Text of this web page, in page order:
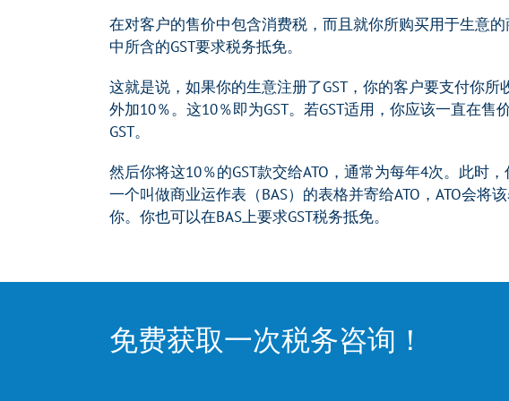
在对客户的售价中包含消费税，而且就你所购买用于生意
中所含的GST要求税务抵免。
这就是说，如果你的生意注册了GST，你的客户要支付你所
外加10％。这10％即为GST。若GST适用，你应该一直在售
GST。
然后你将这10％的GST款交给ATO，通常为每年4次。此时
一个叫做商业运作表（BAS）的表格并寄给ATO，ATO会将
你。你也可以在BAS上要求GST税务抵免。
免费获取一次税务咨询！